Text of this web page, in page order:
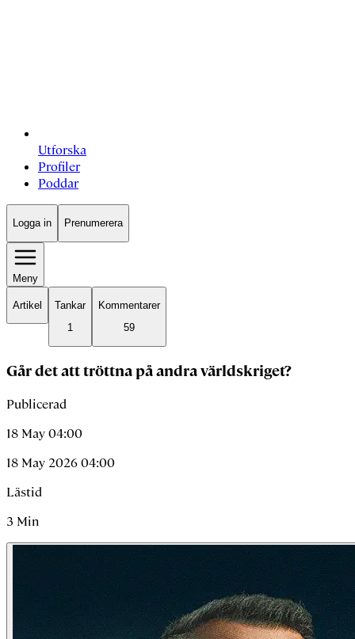
Utforska
Profiler
Poddar
Logga in Prenumerera
Meny
Artikel
Tankar
1
Kommentarer
59
Går det att tröttna på andra världskriget?
Publicerad
18 May 04:00
18 May 2026 04:00
Lästid
3 Min